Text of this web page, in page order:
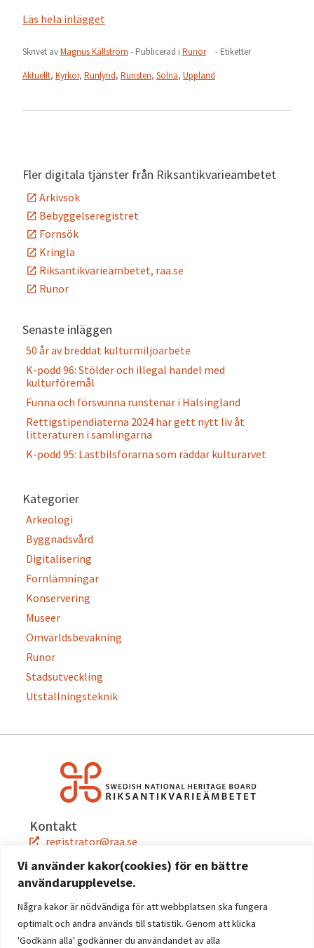
Vi använder kakor(cookies) för en bättre
användarupplevelse.
Några kakor är nödvändiga för att webbplatsen ska fungera
optimalt och andra används till statistik. Genom att klicka
'Godkänn alla' godkänner du användandet av alla
Läs hela inlägget
Skrivet avMagnus Källström - Publicerad i Runor
- Etiketter
Aktuellt, Kyrkor, Runfynd, Runsten, Solna, Uppland
Fler digitala tjänster från Riksantikvarieämbetet
Arkivsök
Bebyggelseregistret
Fornsök
Kringla
Riksantikvarieämbetet, raa.se
Runor
Senaste inläggen
50 år av breddat kulturmiljöarbete
K-podd 96: Stölder och illegal handel med
kulturföremål
Funna och försvunna runstenar i Hälsingland
Rettigstipendiaterna 2024 har gett nytt liv åt
litteraturen i samlingarna
K-podd 95: Lastbilsförarna som räddar kulturarvet
Kategorier
Arkeologi
Byggnadsvård
Digitalisering
Fornlämningar
Konservering
Museer
Omvärldsbevakning
Runor
Stadsutveckling
Utställningsteknik
Kontakt
registrator@raa.se
08-5191 80 00
Snabblänkar
Jobba hos oss
Press
Kontakta oss